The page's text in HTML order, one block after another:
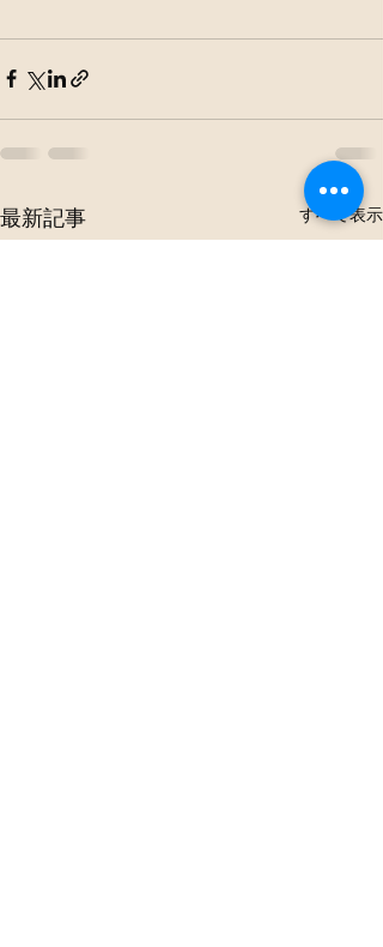
最新記事 すべて表示